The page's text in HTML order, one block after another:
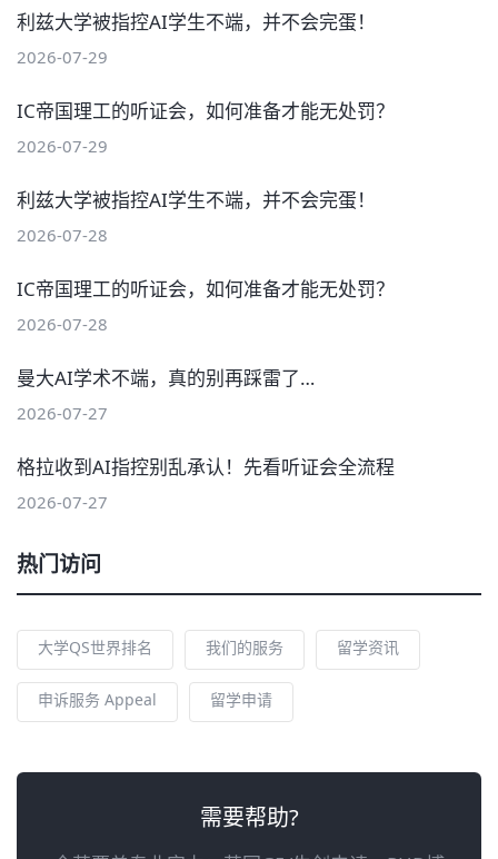
利兹大学被指控AI学生不端，并不会完蛋！
2026-07-29
IC帝国理工的听证会，如何准备才能无处罚？
2026-07-29
利兹大学被指控AI学生不端，并不会完蛋！
2026-07-28
IC帝国理工的听证会，如何准备才能无处罚？
2026-07-28
曼大AI学术不端，真的别再踩雷了…
2026-07-27
格拉收到AI指控别乱承认！先看听证会全流程
2026-07-27
热门访问
大学QS世界排名 我们的服务 留学资讯
申诉服务 Appeal 留学申请
需要帮助?